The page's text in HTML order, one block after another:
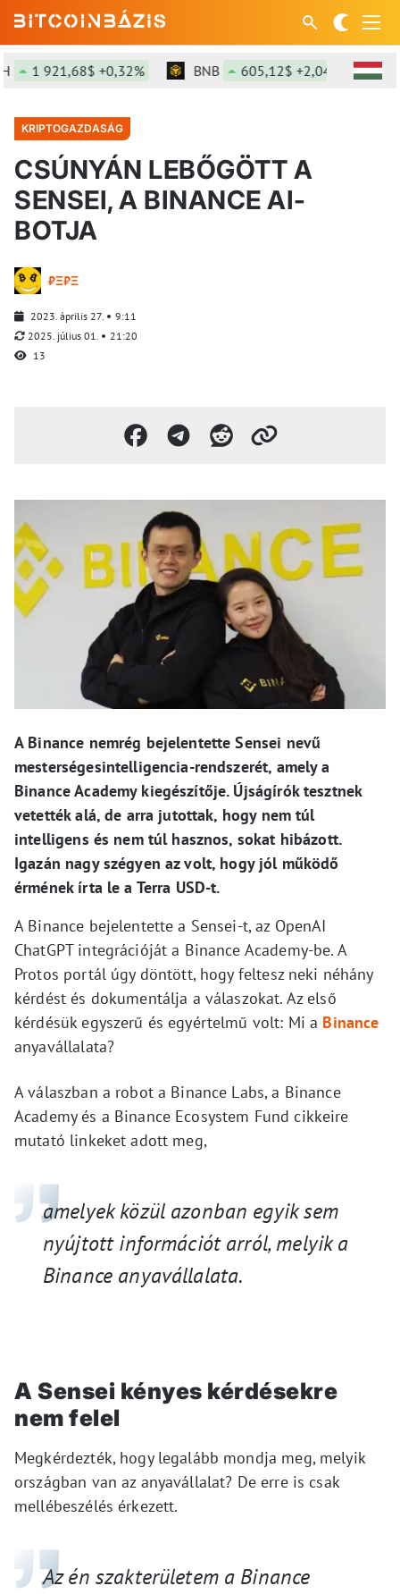
921,68$ +0,32% BNB 605,12$ +2,04% SOL
KRIPTOGAZDASÁG
CSÚNYÁN LEBŐGÖTT A
SENSEI, A BINANCE AI-
BOTJA
₿Ξ₿Ξ
2023. április 27.
9:11
2025. július 01.
21:20
13
A Binance nemrég bejelentette Sensei nevű
mesterségesintelligencia-rendszerét, amely a
Binance Academy kiegészítője. Újságírók tesztnek
vetették alá, de arra jutottak, hogy nem túl
intelligens és nem túl hasznos, sokat hibázott.
Igazán nagy szégyen az volt, hogy jól működő
érmének írta le a Terra USD-t.
A Binance bejelentette a Sensei-t, az OpenAI
ChatGPT integrációját a Binance Academy-be. A
Protos portál úgy döntött, hogy feltesz neki néhány
kérdést és dokumentálja a válaszokat. Az első
kérdésük egyszerű és egyértelmű volt: Mi a Binance
anyavállalata?
A válaszban a robot a Binance Labs, a Binance
Academy és a Binance Ecosystem Fund cikkeire
mutató linkeket adott meg,
amelyek közül azonban egyik sem
nyújtottinformációt arról, melyika
Binance anyavállalata.
A Sensei kényes kérdésekre
nem felel
Megkérdezték, hogy legalább mondja meg, melyik
országban van az anyavállalat? De erre is csak
mellébeszélés érkezett.
Az én szakterületem a Binance